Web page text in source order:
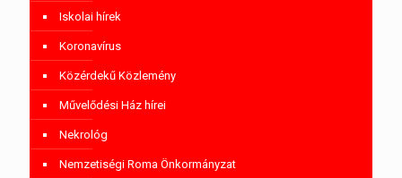
Iskolai hírek
Koronavírus
Közérdekű Közlemény
Művelődési Ház hírei
Nekrológ
Nemzetiségi Roma Önkormányzat